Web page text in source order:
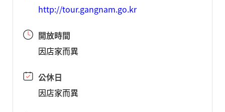
http://tour.gangnam.go.kr
開放時間
因店家而異
公休日
因店家而異